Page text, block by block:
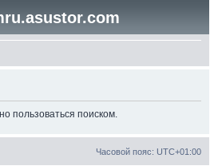
пользоваться поиском.
Часовой пояс: UTC+01:00